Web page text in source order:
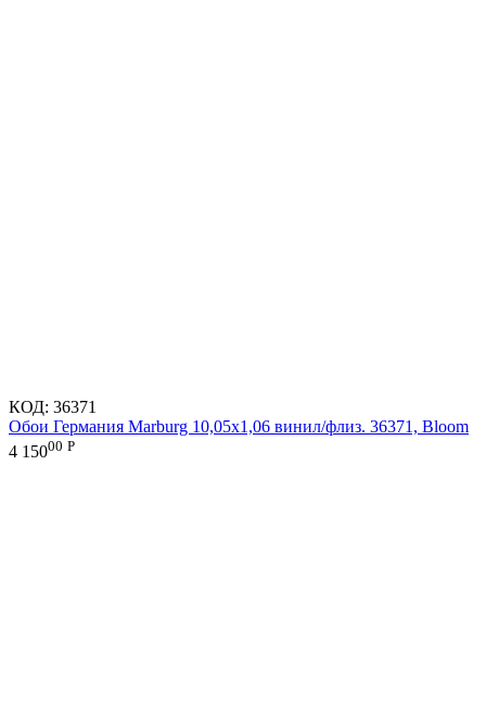
КОД: 36371
Обои Германия Marburg 10,05x1,06 винил/флиз. 36371, Bloom
4 15000 Р